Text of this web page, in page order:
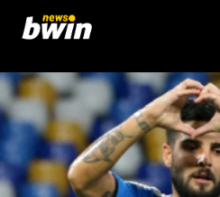
contenuto